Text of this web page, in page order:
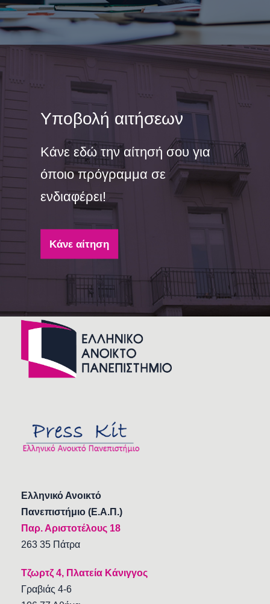
Υποβολή αιτήσεων
Κάνε εδώ την αίτησή σου για
όποιο πρόγραμμα σε
ενδιαφέρει!
Κάνε αίτηση
Ελληνικό Ανοικτό
Πανεπιστήμιο (Ε.Α.Π.)
Παρ. Αριστοτέλους 18
263 35 Πάτρα
Τζωρτζ 4, Πλατεία Κάνιγγος
Γραβιάς 4-6